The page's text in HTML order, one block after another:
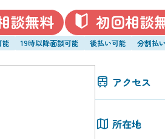
談無料 初回相談
能 19時以降面談可能 後払い可能 分割払
アクセス
所在地